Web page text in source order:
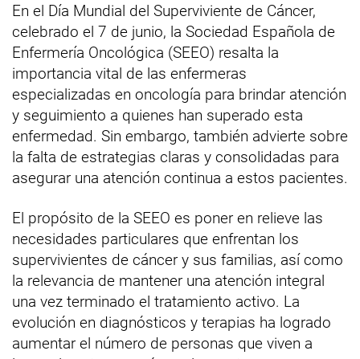
En el Día Mundial del Superviviente de Cáncer,
celebrado el 7 de junio, la Sociedad Española de
Enfermería Oncológica (SEEO) resalta la
importancia vital de las enfermeras
especializadas en oncología para brindar atención
y seguimiento a quienes han superado esta
enfermedad. Sin embargo, también advierte sobre
la falta de estrategias claras y consolidadas para
asegurar una atención continua a estos pacientes.
El propósito de la SEEO es poner en relieve las
necesidades particulares que enfrentan los
supervivientes de cáncer y sus familias, así como
la relevancia de mantener una atención integral
una vez terminado el tratamiento activo. La
evolución en diagnósticos y terapias ha logrado
aumentar el número de personas que viven a